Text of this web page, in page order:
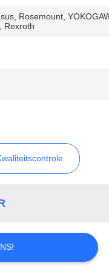
Rosemount,
Rexroth